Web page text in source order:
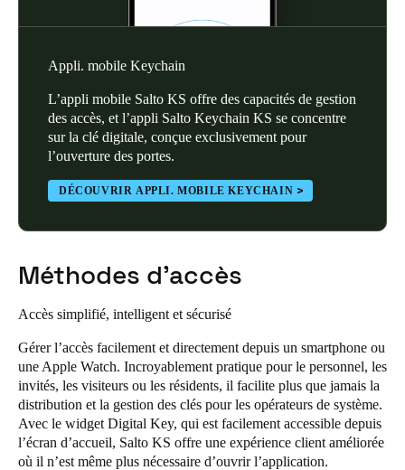
Appli. mobile Keychain
L’appli mobile Salto KS offre des capacités de gestion
des accès, et l’appli Salto Keychain KS se concentre
sur la clé digitale, conçue exclusivement pour
l’ouverture des portes.
DÉCOUVRIR APPLI. MOBILE KEYCHAIN
Méthodes d’accès
Accès simplifié, intelligent et sécurisé
Gérer l’accès facilement et directement depuis un smartphone ou
une Apple Watch. Incroyablement pratique pour le personnel, les
invités, les visiteurs ou les résidents, il facilite plus que jamais la
distribution et la gestion des clés pour les opérateurs de système.
Avec le widget Digital Key, qui est facilement accessible depuis
l’écran d’accueil, Salto KS offre une expérience client améliorée
où il n’est même plus nécessaire d’ouvrir l’application.